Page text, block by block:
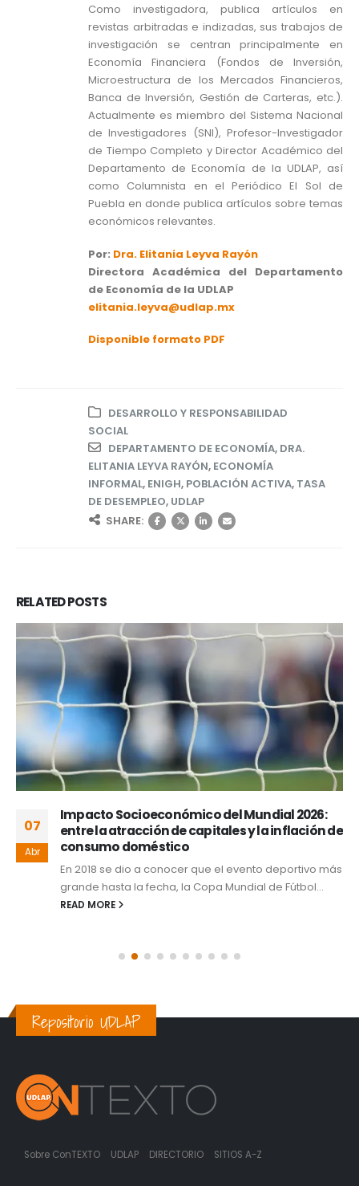
Como investigadora, publica artículos en
revistas arbitradas e indizadas, sus trabajos de
investigación se centran principalmente en
Economía Financiera (Fondos de Inversión,
Microestructura de los Mercados Financieros,
Banca de Inversión, Gestión de Carteras, etc.).
Actualmente es miembro del Sistema Nacional
de Investigadores (SNI), Profesor-Investigador
de Tiempo Completo y Director Académico del
Departamento de Economía de la UDLAP, así
como Columnista en el Periódico El Sol de
Puebla en donde publica artículos sobre temas
económicos relevantes.
Por: Dra. Elitania Leyva Rayón
Directora Académica del Departamento
de Economía de la UDLAP
elitania.leyva@udlap.mx
Disponible formato PDF
DESARROLLO Y RESPONSABILIDAD
SOCIAL
DEPARTAMENTO DE ECONOMÍA, DRA.
ELITANIA LEYVA RAYÓN, ECONOMÍA
INFORMAL, ENIGH, POBLACIÓN ACTIVA, TASA
DE DESEMPLEO, UDLAP
SHARE:
RELATEDPOSTS
07
Abr
Impacto Socioeconómico del Mundial 2026:
entre la atracción de capitales y la inflación de
consumo doméstico
En 2018 se dio a conocer que el evento deportivo más
grande hasta la fecha, la Copa Mundial de Fútbol...
READ MORE
Repositorio UDLAP
Sobre ConTEXTO UDLAP DIRECTORIO SITIOS A-Z